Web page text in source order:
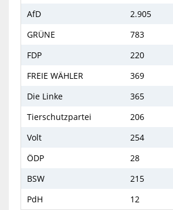
AfD
2.905
GRÜNE
783
FDP
220
FREIE WÄHLER
369
Die Linke
365
Tierschutzpartei
206
Volt
254
ÖDP
28
BSW
215
PdH
12